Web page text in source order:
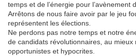
temps et de l’énergie pour l’avènement
Arrêtons de nous faire avoir par le jeu
représentent les élections.
Ne perdons pas notre temps et notre
de candidats révolutionnaires, au mieux
opportunistes et hypocrites.